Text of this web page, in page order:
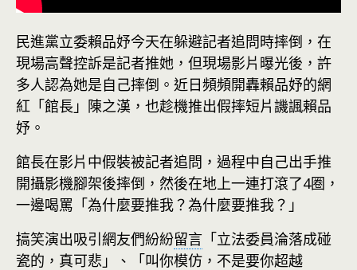
民進黨立委賴品妤今天在躲避記者追問時摔倒，在
現場高聲控訴是記者推她，但現場影片曝光後，許
多人認為她是自己摔倒。近日頻頻開轟賴品妤的網
紅「館長」陳之漢，也趁機推出假摔短片譏諷賴品
妤。
館長在影片中假裝被記者追問，過程中自己出手推
開攝影機腳架後摔倒，然後在地上一連打滾了4圈，
一邊喝罵「為什麼要推我？為什麼要推我？」
搞笑演出吸引網友們紛紛留言 「立法委員淪落成碰
瓷的，真可悲」、「叫你模仿，不是要你超越